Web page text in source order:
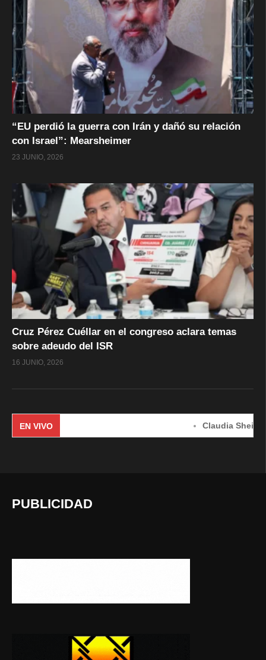
“EU perdió la guerra con Irán y dañó su relación
con Israel”: Mearsheimer
23 JUNIO, 2026
Cruz Pérez Cuéllar en el congreso aclara temas
sobre adeudo del ISR
16 JUNIO, 2026
EN VIVO Claudia Sheinbaum en
PUBLICIDAD